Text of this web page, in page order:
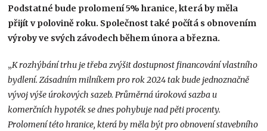
Podstatné bude prolomení 5% hranice, která by měla
přijít v polovině roku. Společnost také počítá s obnovením
výroby ve svých závodech během února a března.
„K rozhýbání trhu je třeba zvýšit dostupnost financování vlastního
bydlení. Zásadním milníkem pro rok 2024 tak bude jednoznačně
vývoj výše úrokových sazeb. Průměrná úroková sazba u
komerčních hypoték se dnes pohybuje nad pěti procenty.
Prolomení této hranice, která by měla být pro obnovení stavebního